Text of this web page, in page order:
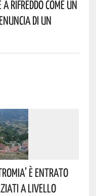
Rifreddo Come Un
Di Un
È Entrato
A Livello